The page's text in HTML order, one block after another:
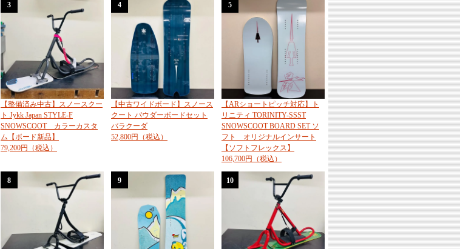
3
【整備済み中古】スノースクー
ト Jykk Japan STYLE-F
SNOWSCOOT カラーカスタ
ム【ボード新品】
79,200円（税込）
4
【中古ワイドボード】スノース
クート パウダーボードセット
バラクーダ
52,800円（税込）
5
【ARショートピッチ対応】ト
リニティ TORINITY-SSST
SNOWSCOOT BOARD SET ソ
フト オリジナルインサート
【ソフトフレックス】
106,700円（税込）
8 9 10